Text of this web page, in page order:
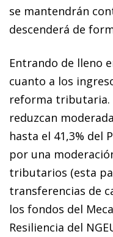
se mantendrán
descenderá de
Entrando de lleno
cuanto a los
reforma tributaria.
reduzcan
hasta el 41,3% del
por una
tributarios (esta
transferencias de
los fondos del
Resiliencia del